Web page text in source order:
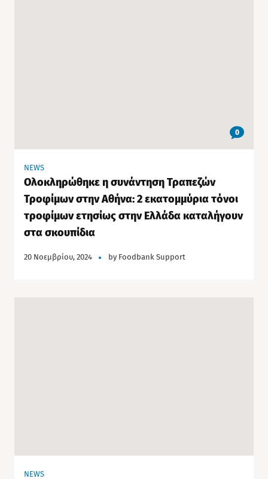
0
NEWS
Ολοκληρώθηκε η συνάντηση Τραπεζών
Τροφίμων στην Αθήνα: 2 εκατομμύρια τόνοι
τροφίμων ετησίως στην Ελλάδα καταλήγουν
στα σκουπίδια
20 Νοεμβρίου, 2024 by Foodbank Support
NEWS